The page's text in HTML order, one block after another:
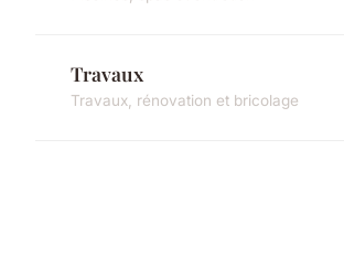
Travaux
Travaux, rénovation et bricolage